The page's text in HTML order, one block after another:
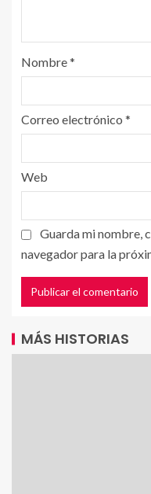
Nombre*
Correo electrónico *
Web
Guarda mi nombre,
navegador para la
MÁS HISTORIAS